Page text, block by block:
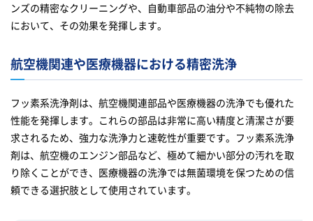
ンズの精密なクリーニングや、自動車部品の油分や不純物の除去
において、その効果を発揮します。
航空機関連や医療機器における精密洗浄
フッ素系洗浄剤は、航空機関連部品や医療機器の洗浄でも優れた
性能を発揮します。これらの部品は非常に高い精度と清潔さが要
求されるため、強力な洗浄力と速乾性が重要です。フッ素系洗浄
剤は、航空機のエンジン部品など、極めて細かい部分の汚れを取
り除くことができ、医療機器の洗浄では無菌環境を保つための信
頼できる選択肢として使用されています。